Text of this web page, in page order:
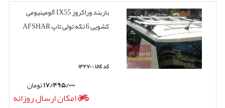
باربند وراکروز IX55 آلومینیومی
کشویی 6 تکه تولی تاپ AFSHAR
کد کالا : ۱۳۲۷۰
۱۷/۴۹۵/۰۰۰تومان
امکان ارسال روزانه